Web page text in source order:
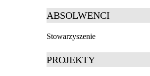
ABSOLWENCI
Stowarzyszenie
PROJEKTY